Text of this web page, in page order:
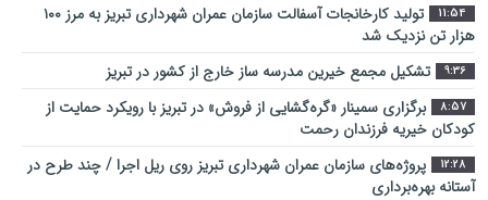
11:54
تولید کارخانجات آسفالت سازمان عمران شهرداری تبریز به مرز ۱۰۰
هزار تن نزدیک شد
9:36 تشکیل مجمع خیرین مدرسه ‌ساز خارج از کشور در تبریز
8:57
برگزاری سمینار «گره‌گشایی از فروش» در تبریز با رویکرد حمایت از
کودکان خیریه فرزندان رحمت
12:28
پروژه‌های سازمان عمران شهرداری تبریز روی ریل اجرا / چند طرح در
آستانه بهره‌برداری